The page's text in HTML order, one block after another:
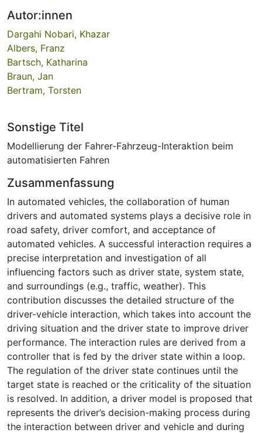
Autor:innen
Dargahi Nobari, Khazar
Albers, Franz
Bartsch, Katharina
Braun, Jan
Bertram, Torsten
Sonstige Titel
Modellierung der Fahrer-Fahrzeug-Interaktion beim
automatisierten Fahren
Zusammenfassung
In automated vehicles, the collaboration of human
drivers and automated systems plays a decisive role in
road safety, driver comfort, and acceptance of
automated vehicles. A successful interaction requires a
precise interpretation and investigation of all
influencing factors such as driver state, system state,
and surroundings (e.g., traffic, weather). This
contribution discusses the detailed structure of the
driver-vehicle interaction, which takes into account the
driving situation and the driver state to improve driver
performance. The interaction rules are derived from a
controller that is fed by the driver state within a loop.
The regulation of the driver state continues until the
target state is reached or the criticality of the situation
is resolved. In addition, a driver model is proposed that
represents the driver’s decision-making process during
the interaction between driver and vehicle and during